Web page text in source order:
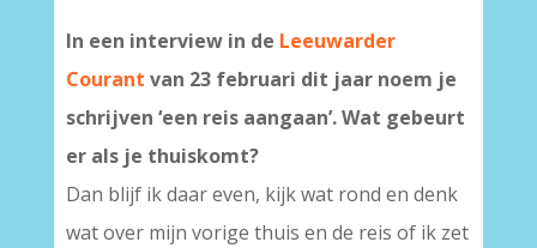
In een interview in de Leeuwarder
Courant van 23 februari dit jaar noem je
schrijven ‘een reis aangaan’. Wat gebeurt
er als je thuiskomt?
Dan blijf ik daar even, kijk wat rond en denk
wat over mijn vorige thuis en de reis of ik zet